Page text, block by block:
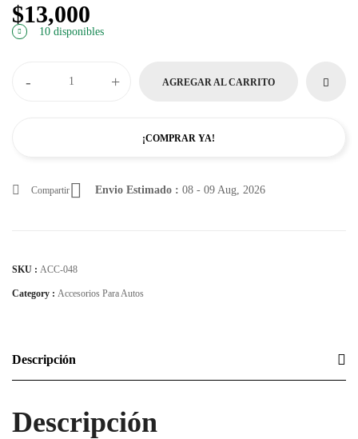
$13,000
10 disponibles
- + AGREGAR AL CARRITO
¡COMPRAR YA!
Compartir Envio Estimado : 08 - 09 Aug, 2026
SKU : ACC-048
Category : Accesorios Para Autos
Descripción
Descripción